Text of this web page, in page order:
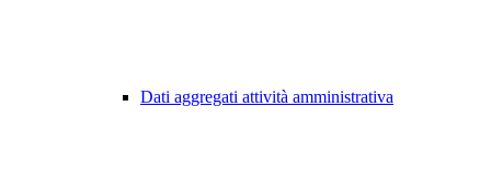
Dati aggregati attività amministrativa